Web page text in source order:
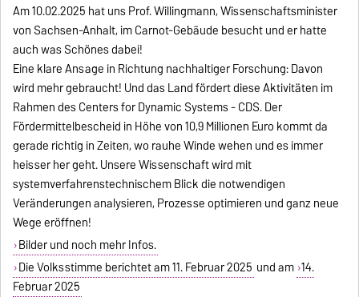
Am 10.02.2025 hat uns Prof. Willingmann, Wissenschaftsminister
von Sachsen-Anhalt, im Carnot-Gebäude besucht und er hatte
auch was Schönes dabei!
Eine klare Ansage in Richtung nachhaltiger Forschung: Davon
wird mehr gebraucht! Und das Land fördert diese Aktivitäten im
Rahmen des Centers for Dynamic Systems - CDS. Der
Fördermittelbescheid in Höhe von 10,9 Millionen Euro kommt da
gerade richtig in Zeiten, wo rauhe Winde wehen und es immer
heisser her geht. Unsere Wissenschaft wird mit
systemverfahrenstechnischem Blick die notwendigen
Veränderungen analysieren, Prozesse optimieren und ganz neue
Wege eröffnen!
Bilder und noch mehr Infos.
Die Volksstimme berichtet am 11. Februar 2025 und am 14.
Februar 2025